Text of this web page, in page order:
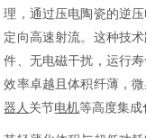
理，通过压电陶瓷的逆
定向高速射流。这种技
件、无电磁干扰，运行
效率卓越且体积纤薄，
器人 关节电机等高度集成